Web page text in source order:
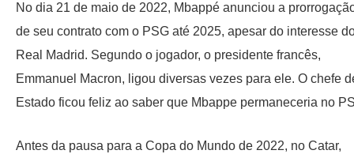
No dia 21 de maio de 2022, Mbappé anunciou a
de seu contrato com o PSG até 2025, apesar do interesse
Real Madrid. Segundo o jogador, o presidente francês,
Emmanuel Macron, ligou diversas vezes para ele. O chefe
Estado ficou feliz ao saber que Mbappe permaneceria no
Antes da pausa para a Copa do Mundo de 2022, no Catar,